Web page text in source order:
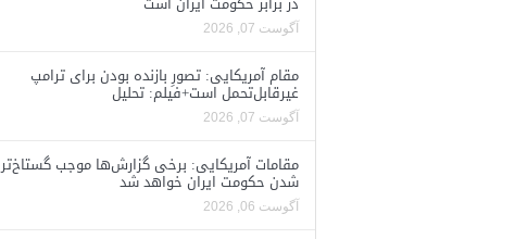
آگوست 07, 2026
مقام آمریکایی: تصورِ بازنده بودن برای ترامپ
غیرقابل‌تحمل است+فیلم: تحلیل
آگوست 07, 2026
مقامات آمریکایی: برخی گزارش‌ها موجب گستاخ‌تر
شدن حکومت ایران خواهد شد
آگوست 06, 2026